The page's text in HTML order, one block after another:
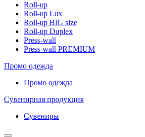
Roll-up
Roll-up Lux
Roll-up BIG size
Roll-up Duplex
Press-wall
Press-wall PREMIUM
Промо одежда
Промо одежда
Сувенирная продукция
Сувениры